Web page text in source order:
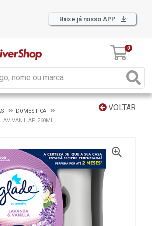
Baixe já nosso APP
0
VOLTAR
DOMESTICA
VANIL AP 260ML